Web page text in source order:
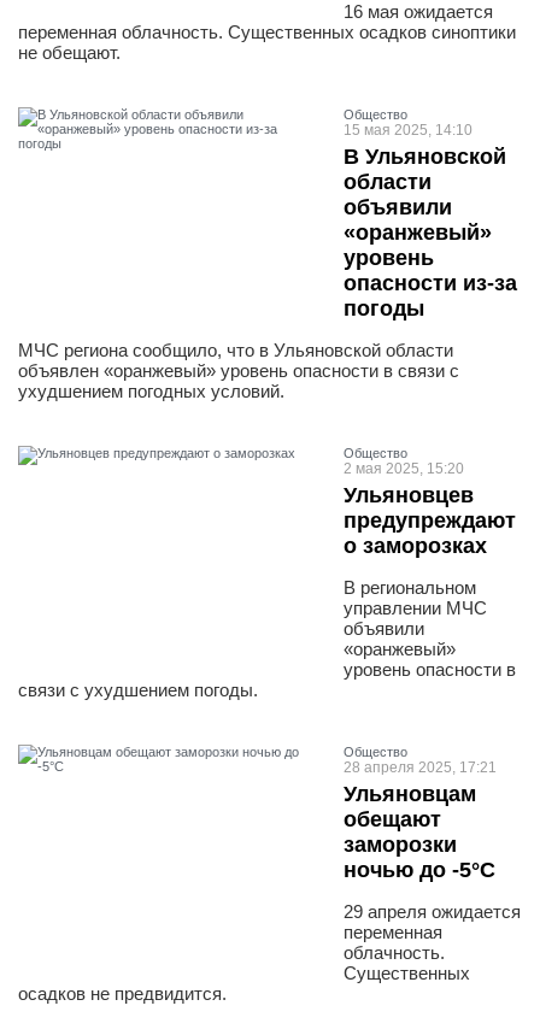
16 мая ожидается
переменная облачность. Существенных осадков синоптики
не обещают.
Общество
15 мая 2025, 14:10
В Ульяновской
области
объявили
«оранжевый»
уровень
опасности из-за
погоды
МЧС региона сообщило, что в Ульяновской области
объявлен «оранжевый» уровень опасности в связи с
ухудшением погодных условий.
Общество
2 мая 2025, 15:20
Ульяновцев
предупреждают
о заморозках
В региональном
управлении МЧС
объявили
«оранжевый»
уровень опасности в
связи с ухудшением погоды.
Общество
28 апреля 2025, 17:21
Ульяновцам
обещают
заморозки
ночью до -5°C
29 апреля ожидается
переменная
облачность.
Существенных
осадков не предвидится.